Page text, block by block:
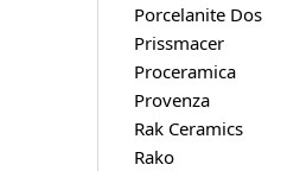
Porcelanite Dos
Prissmacer
Proceramica
Provenza
Rak Ceramics
Rako